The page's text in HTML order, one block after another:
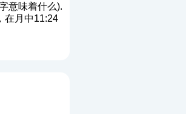
意味着什么).
在月中11:24